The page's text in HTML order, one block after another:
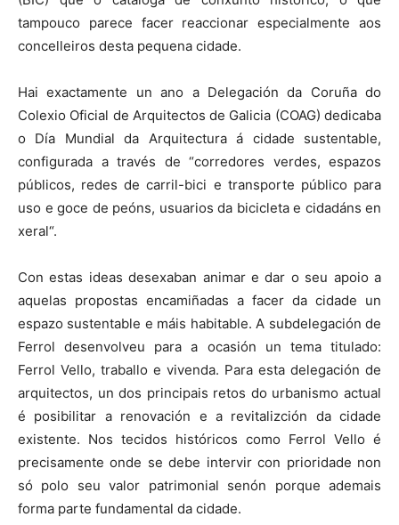
tampouco parece facer reaccionar especialmente aos
concelleiros desta pequena cidade.
Hai exactamente un ano a Delegación da Coruña do
Colexio Oficial de Arquitectos de Galicia (COAG) dedicaba
o Día Mundial da Arquitectura á cidade sustentable,
configurada a través de “corredores verdes, espazos
públicos, redes de carril-bici e transporte público para
uso e goce de peóns, usuarios da bicicleta e cidadáns en
xeral“.
Con estas ideas desexaban animar e dar o seu apoio a
aquelas propostas encamiñadas a facer da cidade un
espazo sustentable e máis habitable. A subdelegación de
Ferrol desenvolveu para a ocasión un tema titulado:
Ferrol Vello, traballo e vivenda. Para esta delegación de
arquitectos, un dos principais retos do urbanismo actual
é posibilitar a renovación e a revitalizción da cidade
existente. Nos tecidos históricos como Ferrol Vello é
precisamente onde se debe intervir con prioridade non
só polo seu valor patrimonial senón porque ademais
forma parte fundamental da cidade.